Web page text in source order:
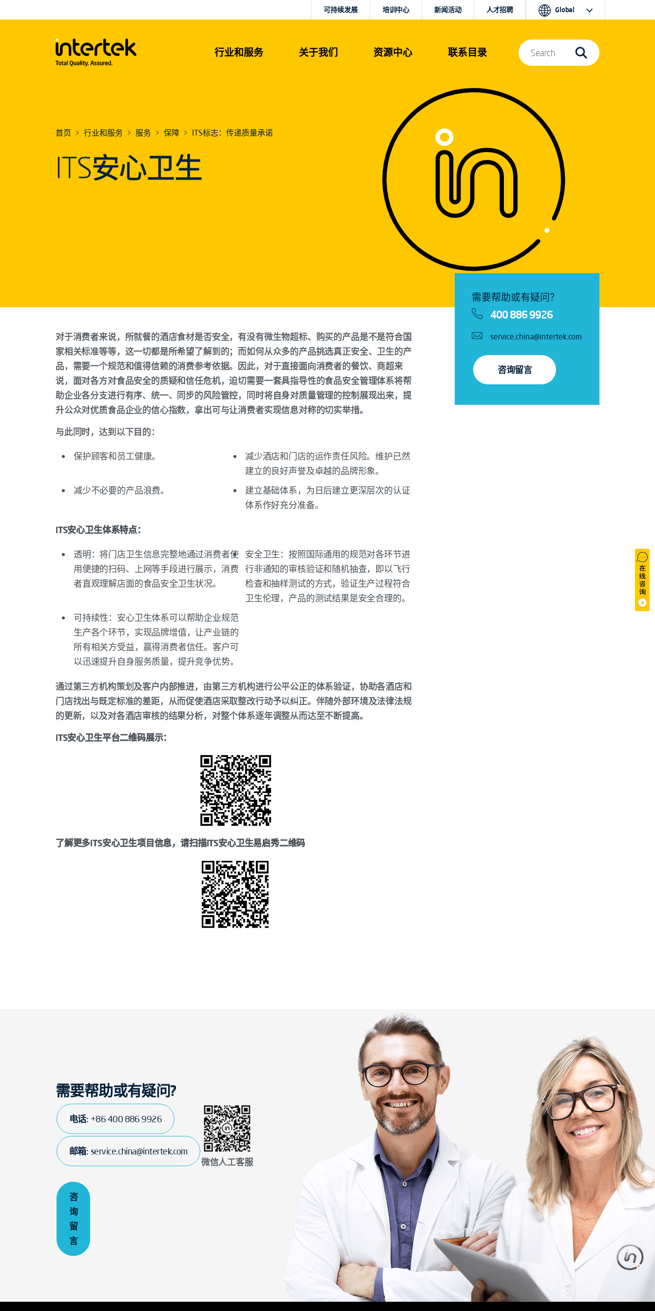
行业和服务 关于我们 资源中心 联系目录
可持续发展 培训中心 新闻活动 人才招聘 Global
Search
首页 行业和服务 服务 保障 ITS标志：传递质量承诺
ITS安心卫生
对于消费者来说，所就餐的酒店食材是否安全，有没有微生物超标、购买的产品是不是符合国
家相关标准等等，这一切都是所希望了解到的；而如何从众多的产品挑选真正安全、卫生的产
品，需要一个规范和值得信赖的消费参考依据。因此，对于直接面向消费者的餐饮、商超来
说，面对各方对食品安全的质疑和信任危机，迫切需要一套具指导性的食品安全管理体系将帮
助企业各分支进行有序、统一、同步的风险管控，同时将自身对质量管理的控制展现出来，提
升公众对优质食品企业的信心指数，拿出可与让消费者实现信息对称的切实举措。
与此同时，达到以下目的：
保护顾客和员工健康。
减少酒店和门店的运作责任风险。维护已然
建立的良好声誉及卓越的品牌形象。
减少不必要的产品浪费。
建立基础体系，为日后建立更深层次的认证
体系作好充分准备。
ITS安心卫生体系特点：
透明：将门店卫生信息完整地通过消费者使
用便捷的扫码、上网等手段进行展示，消费
者直观理解店面的食品安全卫生状况。
安全卫生：按照国际通用的规范对各环节进
行非通知的审核验证和随机抽查，即以飞行
检查和抽样测试的方式，验证生产过程符合
卫生伦理，产品的测试结果是安全合理的。
可持续性：安心卫生体系可以帮助企业规范
生产各个环节，实现品牌增值，让产业链的
所有相关方受益，赢得消费者信任。客户可
以迅速提升自身服务质量，提升竞争优势。
通过第三方机构策划及客户内部推进，由第三方机构进行公平公正的体系验证，协助各酒店和
门店找出与既定标准的差距，从而促使酒店采取整改行动予以纠正。伴随外部环境及法律法规
的更新，以及对各酒店审核的结果分析，对整个体系逐年调整从而达至不断提高。
ITS安心卫生平台二维码展示：
了解更多ITS安心卫生项目信息，请扫描ITS安心卫生易启秀二维码
需要帮助或有疑问？
400 886 9926
service.china@intertek.com
咨询留言
需要帮助或有疑问?
电话: +86 400 886 9926
邮箱: service.china@intertek.com
微信人工客服
咨
询
留
言